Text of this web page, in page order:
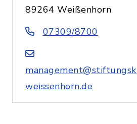
89264 Weißenhorn
07309/8700
weissenhorn.de